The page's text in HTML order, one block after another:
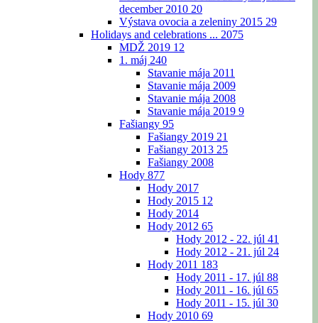
december 2010 20
Výstava ovocia a zeleniny 2015 29
Holidays and celebrations ... 2075
MDŽ 2019 12
1. máj 240
Stavanie mája 2011
Stavanie mája 2009
Stavanie mája 2008
Stavanie mája 2019 9
Fašiangy 95
Fašiangy 2019 21
Fašiangy 2013 25
Fašiangy 2008
Hody 877
Hody 2017
Hody 2015 12
Hody 2014
Hody 2012 65
Hody 2012 - 22. júl 41
Hody 2012 - 21. júl 24
Hody 2011 183
Hody 2011 - 17. júl 88
Hody 2011 - 16. júl 65
Hody 2011 - 15. júl 30
Hody 2010 69